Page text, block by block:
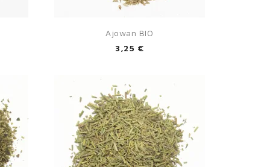
Aperçu rapide
Ajowan BIO
3,25 €